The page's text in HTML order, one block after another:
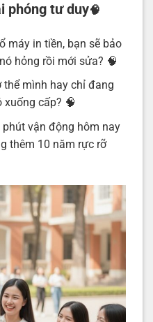
phóng tư duy🧠
máy in tiền, bạn sẽ bảo
hỏng rồi mới sửa? 🧠
thể mình hay chỉ đang
xuống cấp? 🧠
vận động hôm nay
thêm 10 năm rực rỡ